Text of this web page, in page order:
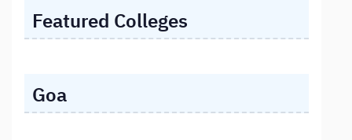
Featured Colleges
Goa